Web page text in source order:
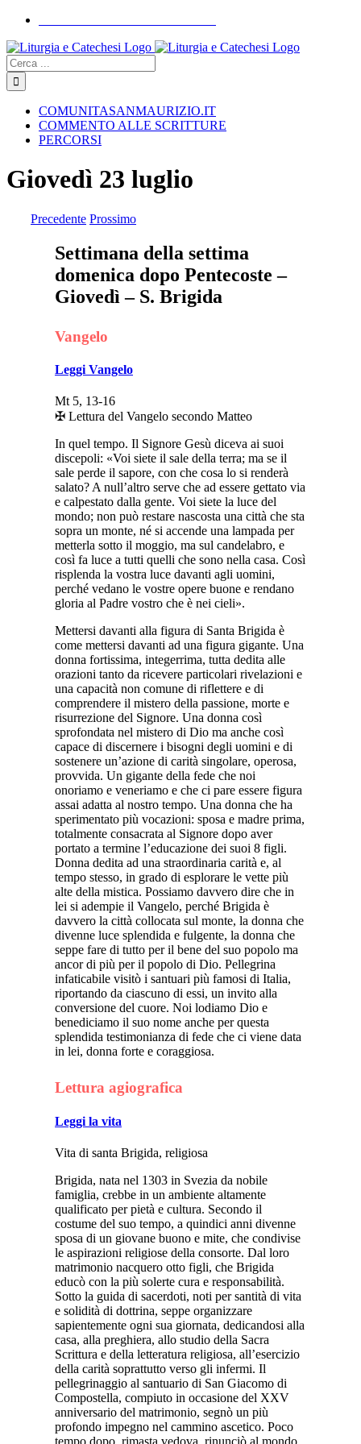
Skip
content
YouTube
Facebook
Instagram
Cerca
COMUNITASANMAURIZIO.IT
COMMENTO ALLE SCRITTURE
PERCORSI
Giovedì 23 luglio
Precedente Prossimo
Settimana della settima
domenica dopo Pentecoste –
Giovedì – S. Brigida
Vangelo
Leggi Vangelo
Mt 5, 13-16
✠ Lettura del Vangelo secondo Matteo
In quel tempo. Il Signore Gesù diceva ai suoi
discepoli: «Voi siete il sale della terra; ma se il
sale perde il sapore, con che cosa lo si renderà
salato? A null’altro serve che ad essere gettato via
e calpestato dalla gente. Voi siete la luce del
mondo; non può restare nascosta una città che sta
sopra un monte, né si accende una lampada per
metterla sotto il moggio, ma sul candelabro, e
così fa luce a tutti quelli che sono nella casa. Così
risplenda la vostra luce davanti agli uomini,
perché vedano le vostre opere buone e rendano
gloria al Padre vostro che è nei cieli».
Mettersi davanti alla figura di Santa Brigida è
come mettersi davanti ad una figura gigante. Una
donna fortissima, integerrima, tutta dedita alle
orazioni tanto da ricevere particolari rivelazioni e
una capacità non comune di riflettere e di
comprendere il mistero della passione, morte e
risurrezione del Signore. Una donna così
sprofondata nel mistero di Dio ma anche così
capace di discernere i bisogni degli uomini e di
sostenere un’azione di carità singolare, operosa,
provvida. Un gigante della fede che noi
onoriamo e veneriamo e che ci pare essere figura
assai adatta al nostro tempo. Una donna che ha
sperimentato più vocazioni: sposa e madre prima,
totalmente consacrata al Signore dopo aver
portato a termine l’educazione dei suoi 8 figli.
Donna dedita ad una straordinaria carità e, al
tempo stesso, in grado di esplorare le vette più
alte della mistica. Possiamo davvero dire che in
lei si adempie il Vangelo, perché Brigida è
davvero la città collocata sul monte, la donna che
divenne luce splendida e fulgente, la donna che
seppe fare di tutto per il bene del suo popolo ma
ancor di più per il popolo di Dio. Pellegrina
infaticabile visitò i santuari più famosi di Italia,
riportando da ciascuno di essi, un invito alla
conversione del cuore. Noi lodiamo Dio e
benediciamo il suo nome anche per questa
splendida testimonianza di fede che ci viene data
in lei, donna forte e coraggiosa.
Lettura agiografica
Leggi la vita
Vita di santa Brigida, religiosa
Brigida, nata nel 1303 in Svezia da nobile
famiglia, crebbe in un ambiente altamente
qualificato per pietà e cultura. Secondo il
costume del suo tempo, a quindici anni divenne
sposa di un giovane buono e mite, che condivise
le aspirazioni religiose della consorte. Dal loro
matrimonio nacquero otto figli, che Brigida
educò con la più solerte cura e responsabilità.
Sotto la guida di sacerdoti, noti per santità di vita
e solidità di dottrina, seppe organizzare
sapientemente ogni sua giornata, dedicandosi alla
casa, alla preghiera, allo studio della Sacra
Scrittura e della letteratura religiosa, all’esercizio
della carità soprattutto verso gli infermi. Il
pellegrinaggio al santuario di San Giacomo di
Compostella, compiuto in occasione del XXV
anniversario del matrimonio, segnò un più
profondo impegno nel cammino ascetico. Poco
tempo dopo, rimasta vedova, rinunciò al mondo